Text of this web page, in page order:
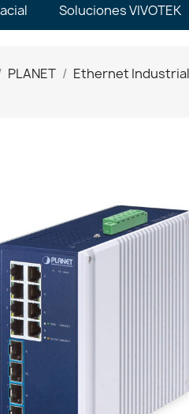
Soluciones VIVOTEK
PLANET Ethernet Industrial